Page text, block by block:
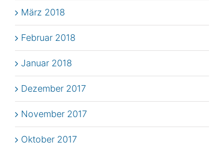
März 2018
Februar 2018
Januar 2018
Dezember 2017
November 2017
Oktober 2017